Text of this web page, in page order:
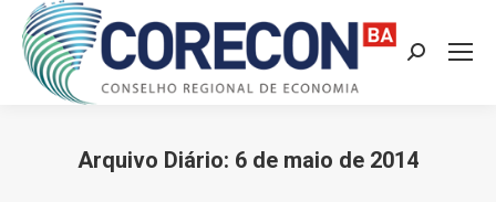
Search:
Arquivo Diário: 6 de maio de 2014